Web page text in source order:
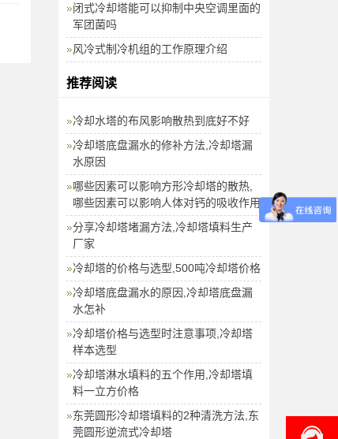
闭式冷却塔能可以抑制中央空调里面的
军团菌吗
风冷式制冷机组的工作原理介绍
推荐阅读
冷却水塔的布风影响散热到底好不好
冷却塔底盘漏水的修补方法,冷却塔漏
水原因
哪些因素可以影响方形冷却塔的散热,
哪些因素可以影响人体对钙的吸收作用
分享冷却塔堵漏方法,冷却塔填料生产
厂家
冷却塔的价格与选型,500吨冷却塔价格
冷却塔底盘漏水的原因,冷却塔底盘漏
水怎补
冷却塔价格与选型时注意事项,冷却塔
样本选型
冷却塔淋水填料的五个作用,冷却塔填
料一立方价格
东莞圆形冷却塔填料的2种清洗方法,东
莞圆形逆流式冷却塔